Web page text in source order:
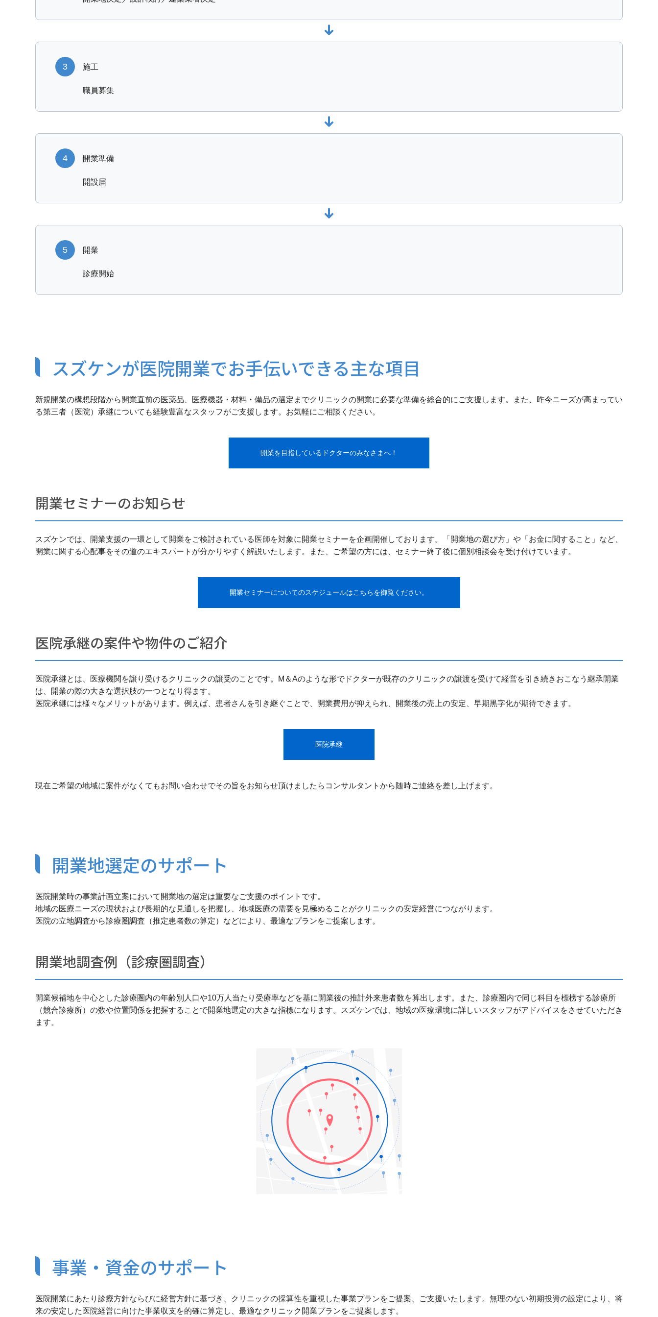
3 施工
職員募集
4 開業準備
開設届
5 開業
診療開始
スズケンが医院開業でお手伝いできる主な項目
新規開業の構想段階から開業直前の医薬品、医療機器・材料・備品の選定までクリニックの開業に必要な準備を総合的にご支援します。また、昨今ニーズが高まってい
る第三者（医院）承継についても経験豊富なスタッフがご支援します。お気軽にご相談ください。
開業を目指しているドクターのみなさまへ！
開業セミナーのお知らせ
スズケンでは、開業支援の一環として開業をご検討されている医師を対象に開業セミナーを企画開催しております。「開業地の選び方」や「お金に関すること」など、
開業に関する心配事をその道のエキスパートが分かりやすく解説いたします。また、ご希望の方には、セミナー終了後に個別相談会を受け付けています。
開業セミナーについてのスケジュールはこちらを御覧ください。
医院承継の案件や物件のご紹介
医院承継とは、医療機関を譲り受けるクリニックの譲受のことです。M＆Aのような形でドクターが既存のクリニックの譲渡を受けて経営を引き続きおこなう継承開業
は、開業の際の大きな選択肢の一つとなり得ます。
医院承継には様々なメリットがあります。例えば、患者さんを引き継ぐことで、開業費用が抑えられ、開業後の売上の安定、早期黒字化が期待できます。
医院承継
現在ご希望の地域に案件がなくてもお問い合わせでその旨をお知らせ頂けましたらコンサルタントから随時ご連絡を差し上げます。
開業地選定のサポート
医院開業時の事業計画立案において開業地の選定は重要なご支援のポイントです。
地域の医療ニーズの現状および長期的な見通しを把握し、地域医療の需要を見極めることがクリニックの安定経営につながります。
医院の立地調査から診療圏調査（推定患者数の算定）などにより、最適なプランをご提案します。
開業地調査例（診療圏調査）
開業候補地を中心とした診療圏内の年齢別人口や10万人当たり受療率などを基に開業後の推計外来患者数を算出します。また、診療圏内で同じ科目を標榜する診療所
（競合診療所）の数や位置関係を把握することで開業地選定の大きな指標になります。スズケンでは、地域の医療環境に詳しいスタッフがアドバイスをさせていただき
ます。
事業・資金のサポート
医院開業にあたり診療方針ならびに経営方針に基づき、クリニックの採算性を重視した事業プランをご提案、ご支援いたします。無理のない初期投資の設定により、将
来の安定した医院経営に向けた事業収支を的確に算定し、最適なクリニック開業プランをご提案します。